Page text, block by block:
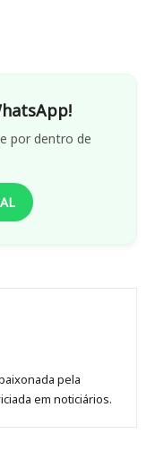
por dentro de
pela
em noticiários.